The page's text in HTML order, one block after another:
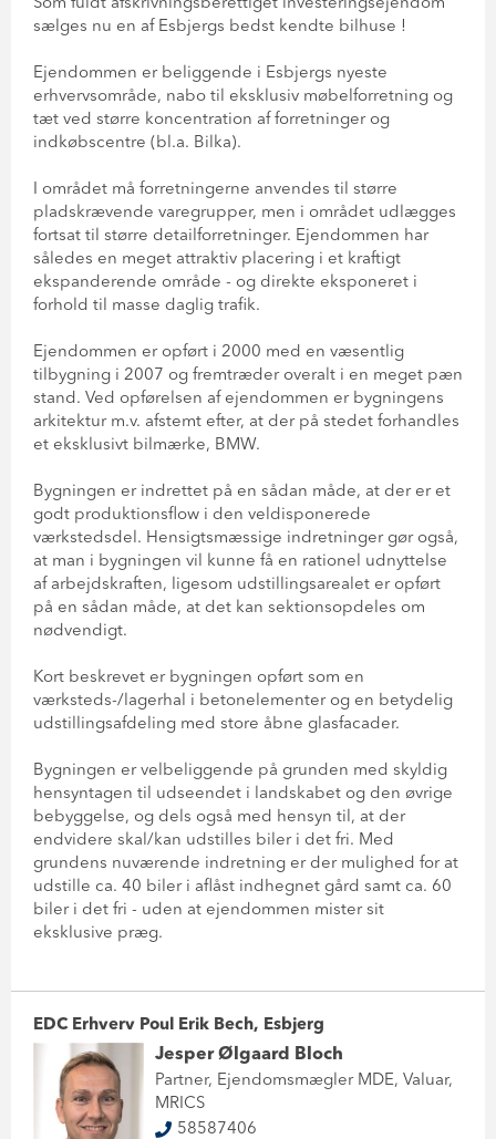
Som fuldt afskrivningsberettiget investeringsejendom
sælges nu en af Esbjergs bedst kendte bilhuse !
Ejendommen er beliggende i Esbjergs nyeste
erhvervsområde, nabo til eksklusiv møbelforretning og
tæt ved større koncentration af forretninger og
indkøbscentre (bl.a. Bilka).
I området må forretningerne anvendes til større
pladskrævende varegrupper, men i området udlægges
fortsat til større detailforretninger. Ejendommen har
således en meget attraktiv placering i et kraftigt
ekspanderende område - og direkte eksponeret i
forhold til masse daglig trafik.
Ejendommen er opført i 2000 med en væsentlig
tilbygning i 2007 og fremtræder overalt i en meget pæn
stand. Ved opførelsen af ejendommen er bygningens
arkitektur m.v. afstemt efter, at der på stedet forhandles
et eksklusivt bilmærke, BMW.
Bygningen er indrettet på en sådan måde, at der er et
godt produktionsflow i den veldisponerede
værkstedsdel. Hensigtsmæssige indretninger gør også,
at man i bygningen vil kunne få en rationel udnyttelse
af arbejdskraften, ligesom udstillingsarealet er opført
på en sådan måde, at det kan sektionsopdeles om
nødvendigt.
Kort beskrevet er bygningen opført som en
værksteds-/lagerhal i betonelementer og en betydelig
udstillingsafdeling med store åbne glasfacader.
Bygningen er velbeliggende på grunden med skyldig
hensyntagen til udseendet i landskabet og den øvrige
bebyggelse, og dels også med hensyn til, at der
endvidere skal/kan udstilles biler i det fri. Med
grundens nuværende indretning er der mulighed for at
udstille ca. 40 biler i aflåst indhegnet gård samt ca. 60
biler i det fri - uden at ejendommen mister sit
eksklusive præg.
EDC Erhverv Poul Erik Bech, Esbjerg
Jesper Ølgaard Bloch
Partner, Ejendomsmægler MDE, Valuar,
MRICS
58587406